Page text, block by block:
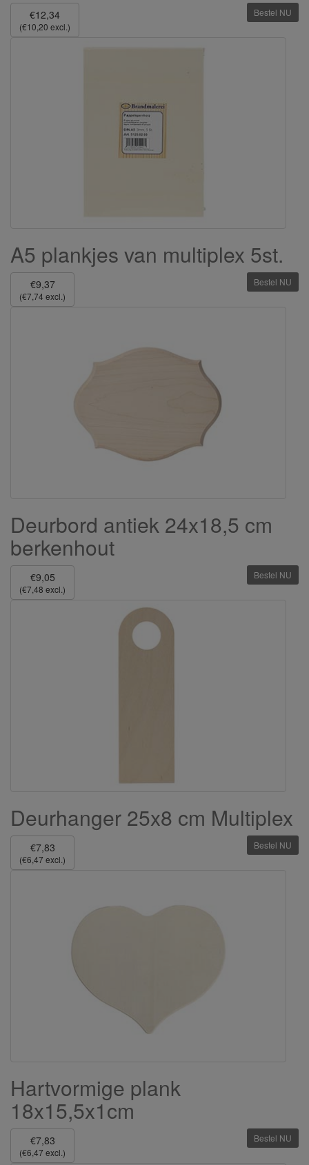
€12,34
(€10,20 excl.)
Bestel NU
A5 plankjes van multiplex 5st.
€9,37
(€7,74 excl.)
Bestel NU
Deurbord antiek 24x18,5 cm
berkenhout
€9,05
(€7,48 excl.)
Bestel NU
Deurhanger 25x8 cm Multiplex
€7,83
(€6,47 excl.)
Bestel NU
Hartvormige plank
18x15,5x1cm
€7,83
(€6,47 excl.)
Bestel NU